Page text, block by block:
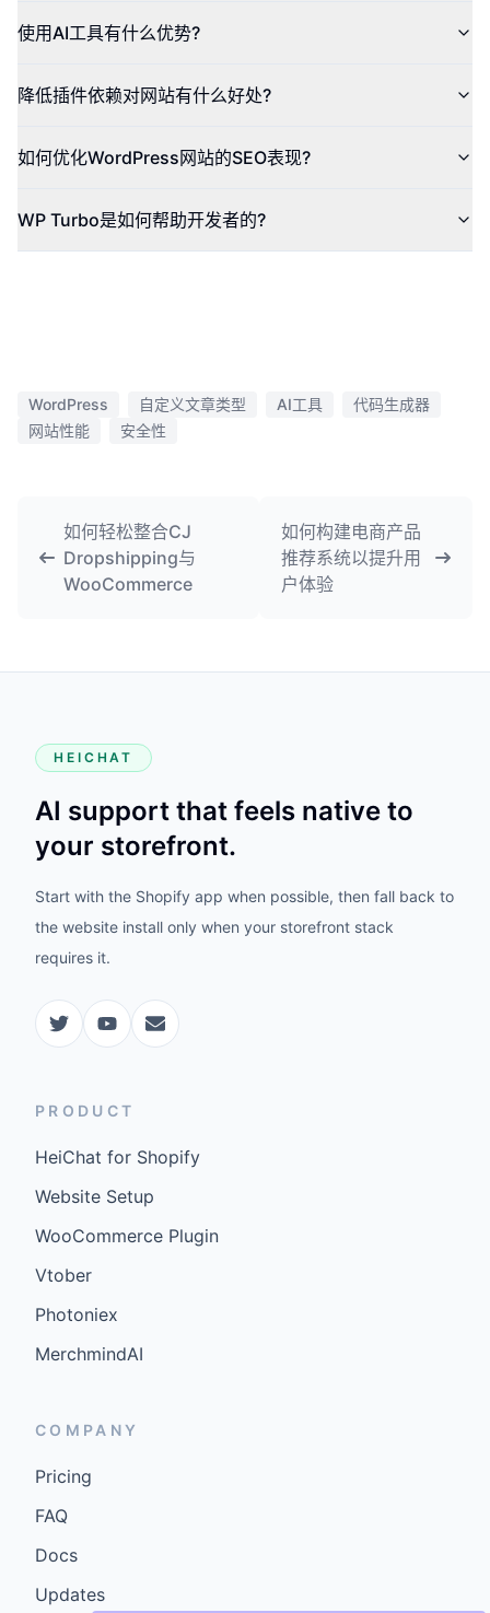
使用AI工具有什么优势?
降低插件依赖对网站有什么好处?
如何优化WordPress网站的SEO表现?
WP Turbo是如何帮助开发者的?
WordPress 自定义文章类型 AI工具
代码生成器
网站性能
安全性
如何轻松整合CJ
Dropshipping与
WooCommerce
如何构建电商产品
推荐系统以提升用
户体验
HEICHAT
AI support that feels native to
your storefront.
Start with the Shopify app when possible, then fall back to
the website install only when your storefront stack
requires it.
PRODUCT
HeiChat for Shopify
Website Setup
WooCommerce Plugin
Vtober
Photoniex
MerchmindAI
COMPANY
Pricing
FAQ
Docs
Updates